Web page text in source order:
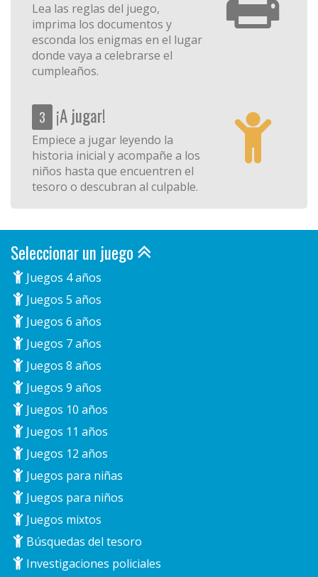
Lea las reglas del juego,
imprima los documentos y
esconda los enigmas en el lugar
donde vaya a celebrarse el
cumpleaños.
3 ¡A jugar!
Empiece a jugar leyendo la
historia inicial y acompañe a los
niños hasta que encuentren el
tesoro o descubran al culpable.
Seleccionar un juego
Juegos 4 años
Juegos 5 años
Juegos 6 años
Juegos 7 años
Juegos 8 años
Juegos 9 años
Juegos 10 años
Juegos 11 años
Juegos 12 años
Juegos para niñas
Juegos para niños
Juegos mixtos
Búsquedas del tesoro
Investigaciones policiales